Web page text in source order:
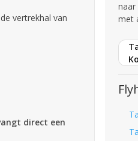
vertrekhal van
direct een
met